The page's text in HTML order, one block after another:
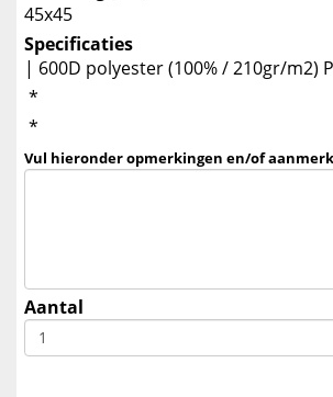
45x45
Specificaties
| 600D polyester (100% / 210gr/m2)
*
*
Vul hieronder opmerkingen en/of
Aantal